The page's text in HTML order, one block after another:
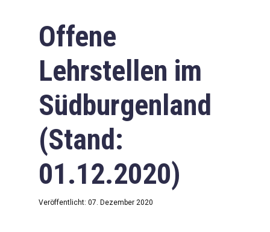
Offene
Lehrstellen im
Südburgenland
(Stand:
01.12.2020)
Veröffentlicht: 07. Dezember 2020